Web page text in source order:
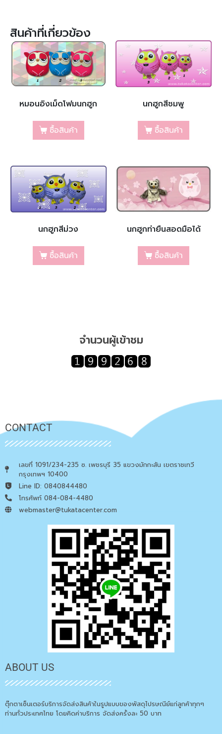
สินค้าที่เกี่ยวข้อง
หมอนอิงเม็ดโฟมนกฮูก
ซื้อสินค้า
นกฮูกสีชมพู
ซื้อสินค้า
นกฮูกสีม่วง
ซื้อสินค้า
นกฮูกท่ายืนสอดมือได้
ซื้อสินค้า
จำนวนผู้เข้าชม
CONTACT
เลขที่ 1091/234-235 ซ. เพชรบุรี 35 แขวงมักกะสัน เขตราชเทวี
กรุงเทพฯ 10400
Line ID: 0840844480
โทรศัพท์ 084-084-4480
webmaster@tukatacenter.com
ABOUT US
ตุ๊กตาเซ็นเตอร์บริการจัดส่งสินค้าในรูปแบบของพัสดุไปรษณีย์แก่ลูกค้าทุกๆ
ท่านทั่วประเทศไทย โดยคิดค่าบริการ จัดส่งครั้งละ 50 บาท